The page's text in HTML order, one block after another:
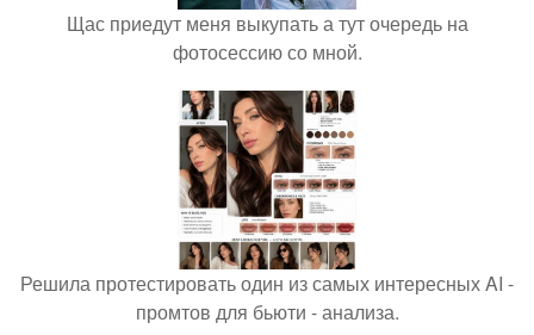
Щас приедут меня выкупать а тут очередь на
фотосессию со мной.
Решила протестировать один из самых интересных AI -
промтов для бьюти - анализа.